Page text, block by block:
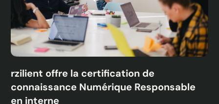
rzilient offre la certification de
connaissance Numérique Responsable
en interne